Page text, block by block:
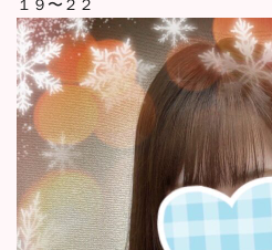
１９〜２２